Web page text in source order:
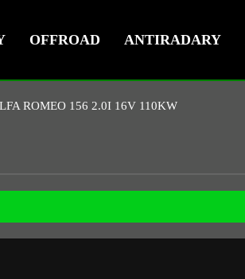
OFFROAD ANTIRADARY
ROMEO 156 2.0I 16V 110KW